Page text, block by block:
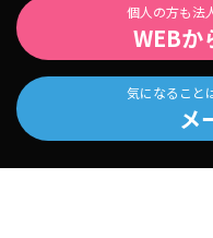
個人の方も法
WEBか
気になること
メ